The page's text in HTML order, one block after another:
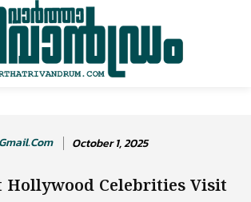
October 1, 2025
Hollywood Celebrities Visit